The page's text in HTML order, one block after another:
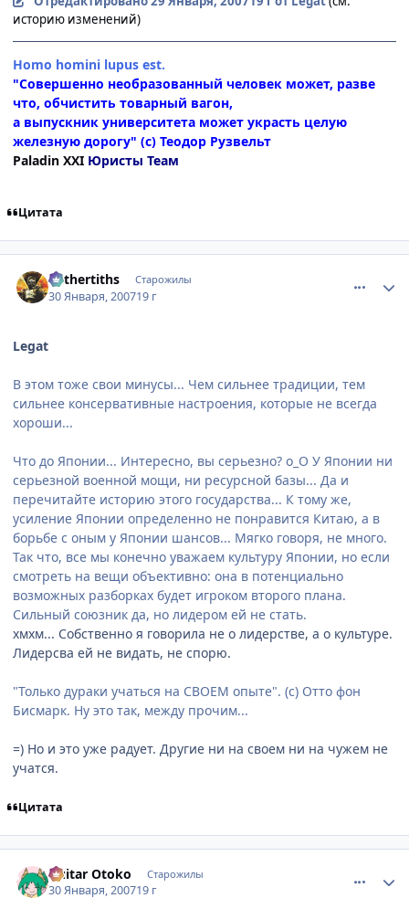
историю изменений)
Homo homini lupus est.
"Совершенно необразованный человек может, разве
что, обчистить товарный вагон,
а выпускник университета может украсть целую
железную дорогу" (с) Теодор Рузвельт
Paladin XXI Юристы Теам
Цитата
Mithertiths Старожилы
30 Января, 200719 г
Legat
В этом тоже свои минусы... Чем сильнее традиции, тем
сильнее консервативные настроения, которые не всегда
хороши...
Что до Японии... Интересно, вы серьезно? o_O У Японии ни
серьезной военной мощи, ни ресурсной базы... Да и
перечитайте историю этого государства... К тому же,
усиление Японии определенно не понравится Китаю, а в
борьбе с оным у Японии шансов... Мягко говоря, не много.
Так что, все мы конечно уважаем культуру Японии, но если
смотреть на вещи объективно: она в потенциально
возможных разборках будет игроком второго плана.
Сильный союзник да, но лидером ей не стать.
хмхм... Собственно я говорила не о лидерстве, а о культуре.
Лидерсва ей не видать, не спорю.
"Только дураки учаться на СВОЕМ опыте". (с) Отто фон
Бисмарк. Ну это так, между прочим...
=) Но и это уже радует. Другие ни на своем ни на чужем не
учатся.
Цитата
Guitar Otoko Старожилы
30 Января, 200719 г